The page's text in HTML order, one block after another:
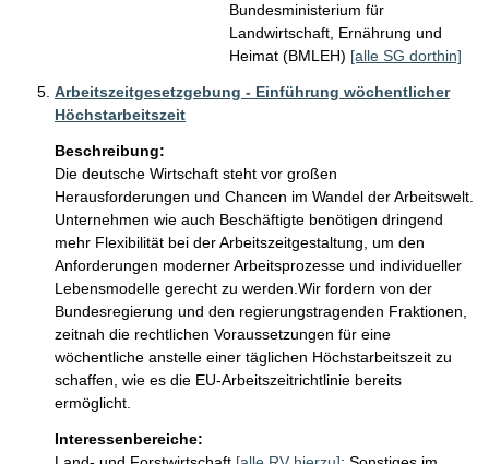
Bundesministerium für
Landwirtschaft, Ernährung und
Heimat (BMLEH) [alle SG dorthin]
Arbeitszeitgesetzgebung - Einführung wöchentlicher
Höchstarbeitszeit
Beschreibung:
Die deutsche Wirtschaft steht vor großen
Herausforderungen und Chancen im Wandel der Arbeitswelt.
Unternehmen wie auch Beschäftigte benötigen dringend
mehr Flexibilität bei der Arbeitszeitgestaltung, um den
Anforderungen moderner Arbeitsprozesse und individueller
Lebensmodelle gerecht zu werden.Wir fordern von der
Bundesregierung und den regierungstragenden Fraktionen,
zeitnah die rechtlichen Voraussetzungen für eine
wöchentliche anstelle einer täglichen Höchstarbeitszeit zu
schaffen, wie es die EU-Arbeitszeitrichtlinie bereits
ermöglicht.
Interessenbereiche: